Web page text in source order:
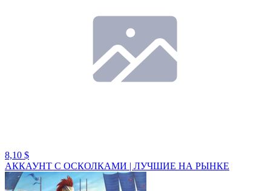
8,10 $
АККАУНТ С ОСКОЛКАМИ | ЛУЧШИЕ НА РЫНКЕ